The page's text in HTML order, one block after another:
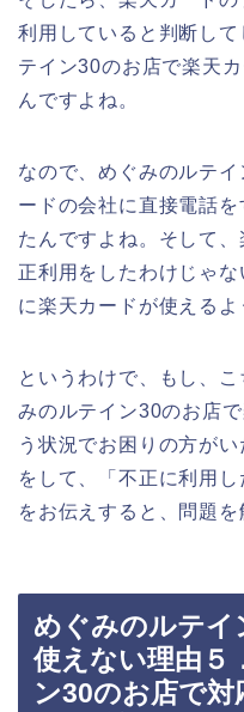
利用していると判断し
テイン30のお店で楽天
んですよね。
なので、めぐみのルテ
ードの会社に直接電話
たんですよね。そして
正利用をしたわけじゃ
に楽天カードが使えるよ
というわけで、もし、
みのルテイン30のお店
う状況でお困りの方が
をして、「不正に利用
をお伝えすると、問題を
めぐみのルテイ
使えない理由５
ン30のお店で